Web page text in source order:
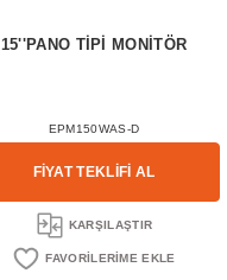
15''PANO TİPİ MONİTÖR
EPM150WAS-D
FİYAT TEKLİFİ AL
KARŞILAŞTIR